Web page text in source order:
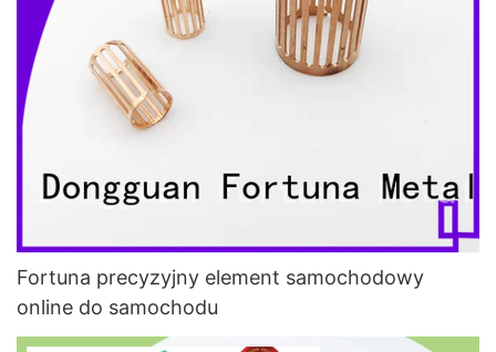
Fortuna precyzyjny element samochodowy
online do samochodu